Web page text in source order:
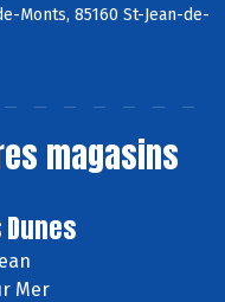
Monts, 85160 St-Jean-de-
magasins
Mer